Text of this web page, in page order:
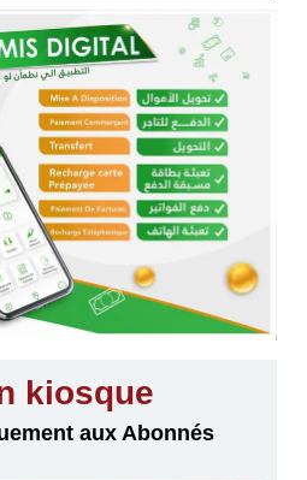
kiosque
aux Abonnés